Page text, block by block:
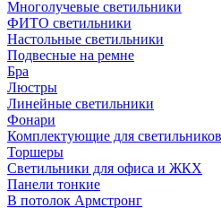
Многолучевые светильники
ФИТО светильники
Настольные светильники
Подвесные на ремне
Бра
Люстры
Линейные светильники
Фонари
Комплектующие для светильников
Торшеры
Светильники для офиса и ЖКХ
Панели тонкие
В потолок Армстронг